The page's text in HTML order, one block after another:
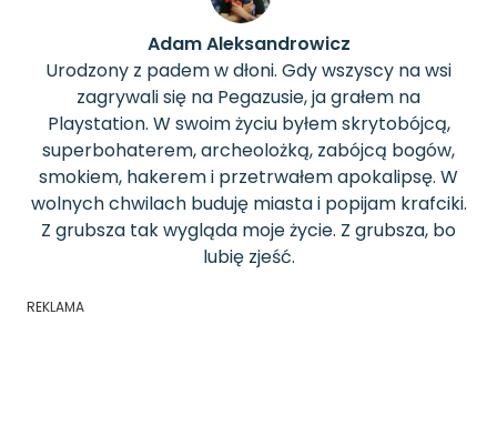
Adam Aleksandrowicz
Urodzony z padem w dłoni. Gdy wszyscy na wsi
zagrywali się na Pegazusie, ja grałem na
Playstation. W swoim życiu byłem skrytobójcą,
superbohaterem, archeolożką, zabójcą bogów,
smokiem, hakerem i przetrwałem apokalipsę. W
wolnych chwilach buduję miasta i popijam krafciki.
Z grubsza tak wygląda moje życie. Z grubsza, bo
lubię zjeść.
REKLAMA